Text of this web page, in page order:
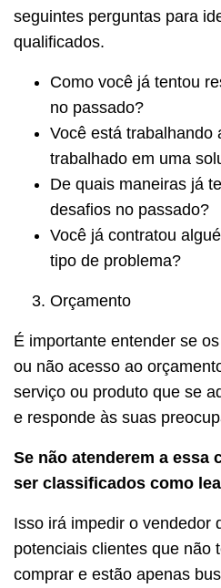
seguintes perguntas para
qualificados.
Como você já tentou
no passado?
Você está trabalhando
trabalhado em uma
De quais maneiras já
desafios no passado?
Você já contratou
tipo de problema?
Orçamento
É importante entender se
ou não acesso ao
serviço ou produto que se
e responde às suas
Se não atenderem a essa
ser classificados como
Isso irá impedir o vendedor
potenciais clientes que não
comprar e estão apenas